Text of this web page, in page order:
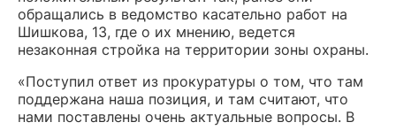
обращались в ведомство касательно работ на
Шишкова, 13, где о их мнению, ведется
незаконная стройка на территории зоны охраны.
«Поступил ответ из прокуратуры о том, что там
поддержана наша позиция, и там считают, что
нами поставлены очень актуальные вопросы. В